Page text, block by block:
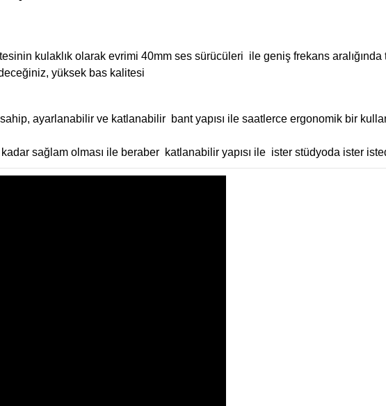
kulaklık olarak evrimi 40mm ses sürücüleri ile geniş frekans
yüksek bas kalitesi
ayarlanabilir ve katlanabilir bant yapısı ile saatlerce ergonomik bir
sağlam olması ile beraber katlanabilir yapısı ile ister stüdyoda ister